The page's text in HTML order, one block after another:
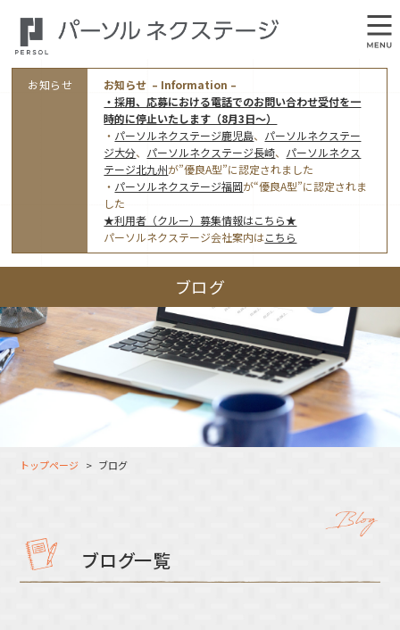
オフィス案内・アクセス
アクセストップ
福岡オフィス
鹿児島オフィス
大分オフィス
松山オフィス
広島オフィス
事業モデルと仕事内容
ワークスタイル
指定就労継続支援Ａ型事業所にかかる情報公表
採用情報トップ
利用者（クルー）募集
支援スタッフ（タレント）募集
お知らせ
お知らせ – Information –
・採用、応募における電話でのお問い合わせ受付を一
時的に停止いたします（8月3日～）
・ パーソルネクステージ鹿児島、 パーソルネクステー
ジ大分、 パーソルネクステージ長崎、 パーソルネクス
テージ北九州が”優良A型”に認定されました
・ パーソルネクステージ福岡が“優良A型”に認定されま
した
★利用者（クルー）募集情報はこちら★
パーソルネクステージ会社案内はこちら
ブログ
トップページ ブログ
ブログ一覧